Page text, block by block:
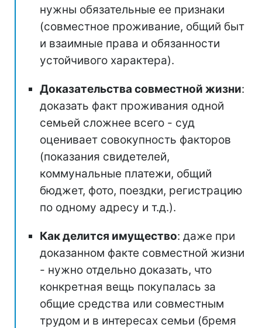
нужны обязательные ее признаки
(совместное проживание, общий быт
и взаимные права и обязанности
устойчивого характера).
Доказательства совместной жизни:
доказать факт проживания одной
семьей сложнее всего - суд
оценивает совокупность факторов
(показания свидетелей,
коммунальные платежи, общий
бюджет, фото, поездки, регистрацию
по одному адресу и т.д.).
Как делится имущество: даже при
доказанном факте совместной жизни
- нужно отдельно доказать, что
конкретная вещь покупалась за
общие средства или совместным
трудом и в интересах семьи (бремя